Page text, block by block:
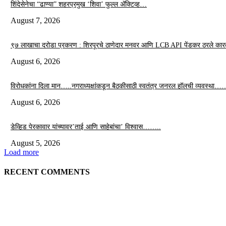
शिंदेसेनेचा “ढाण्या” शहरप्रमुख ‘शिवा’ फुल्ल ॲक्टिव्ह…
August 7, 2026
९७ लाखाचा दरोडा प्रकरण : शिरपूरचे ठाणेदार मनवर आणि LCB API पेंडकर ठरले
August 6, 2026
विरोधकांना दिला मान…..नगराध्यक्षांकडून बैठकीसाठी स्वतंत्र जनरल हॉलची
August 6, 2026
डेव्हिड पेरकावार यांच्यावर’ताई आणि साहेबांचा’ विश्वास……..
August 5, 2026
Load more
RECENT COMMENTS